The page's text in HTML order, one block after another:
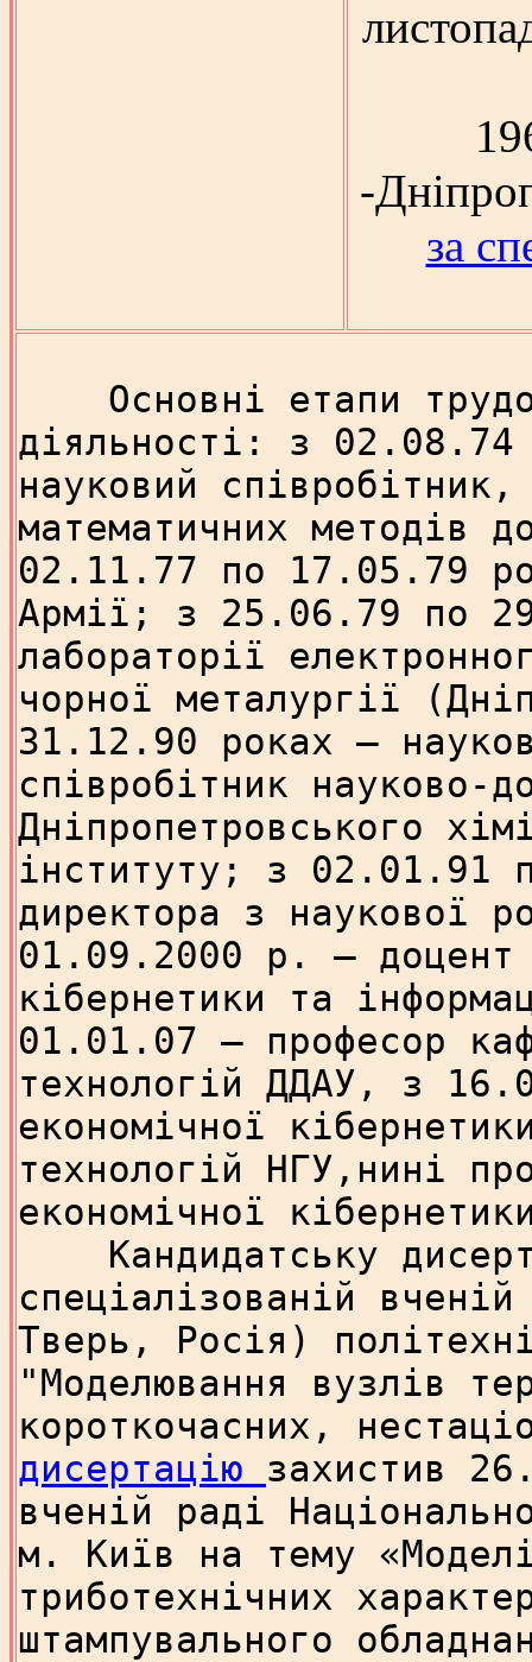
-
за
Основні етапи
діяльності: з
науковий
математичних методів
02.11.77 по 17.05.79
Армії; з 25.06.79 по
лабораторії
чорної металургії
31.12.90 роках –
співробітник науково-
Дніпропетровського
інституту; з 02.01.91
директора з наукової
01.09.2000 р. – доцент
кібернетики та
01.01.07 – професор
технологій ДДАУ, з
економічної
технологій НГУ,нині
економічної
Кандидатську
спеціалізованій
Тверь, Росія)
"Моделювання вузлів
короткочасних,
дисертацію захистив
вченій раді
м. Київ на тему
триботехнічних
штампувального